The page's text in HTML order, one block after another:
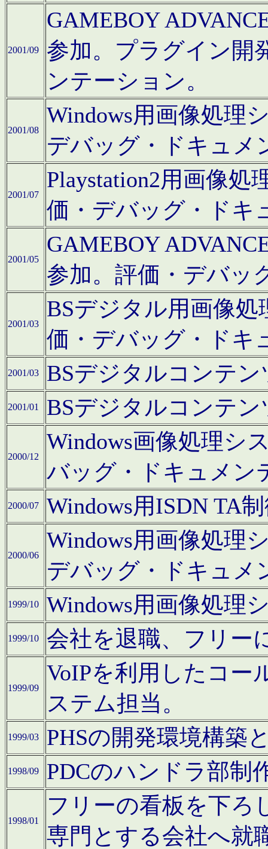
2001/09
GAMEBOY
参加。プラグイン開
ンテーション。
2001/08
Windows用画像処理
デバッグ・ドキュメ
2001/07
Playstation2用画像
価・デバッグ・ドキ
2001/05
GAMEBOY
参加。評価・デバッ
2001/03
BSデジタル用画像
価・デバッグ・ドキ
2001/03 BSデジタルコンテ
2001/01 BSデジタルコンテ
2000/12
Windows画像処理シ
バッグ・ドキュメン
2000/07 Windows用ISDN TA
2000/06
Windows用画像処理
デバッグ・ドキュメ
1999/10 Windows用画像処理
1999/10 会社を退職、フリー
1999/09
VoIPを利用したコー
ステム担当。
1999/03 PHSの開発環境構築
1998/09 PDCのハンドラ部制
1998/01
フリーの看板を下ろ
専門とする会社へ就